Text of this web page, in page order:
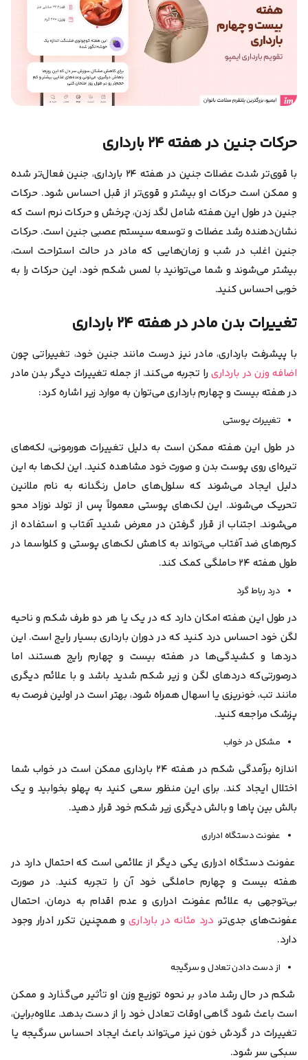
حرکات جنین در هفته ۲۴ بارداری
با قوی‌تر شدت عضلات جنین در هفته ۲۴ بارداری، جنین فعال‌تر شده
و ممکن است حرکات او بیشتر و قوی‌تر از قبل احساس شود. حرکات
جنین در طول این هفته شامل لگد زدن، چرخش و حرکات نرم است که
نشان‌دهنده رشد عضلات و توسعه سیستم عصبی جنین است. حرکات
جنین اغلب در شب و زمان‌هایی که مادر در حالت استراحت است،
بیشتر می‌شوند و شما می‌توانید با لمس شکم خود، این حرکات را به
خوبی احساس کنید.
تغییرات بدن مادر در هفته ۲۴ بارداری
با پیشرفت بارداری، مادر نیز درست مانند جنین خود، تغییراتی چون
اضافه وزن در بارداریرا تجربه می‌کند. از جمله تغییرات دیگر بدن مادر
در هفته بیست و چهارم بارداری می‌توان به موارد زیر اشاره کرد:
تغییرات پوستی
در طول این هفته ممکن است به دلیل تغییرات هورمونی، لکه‌های
تیره‌ای روی پوست بدن و صورت خود مشاهده کنید. این لک‌ها به این
دلیل ایجاد می‌شوند که سلول‌های حامل رنگدانه به نام ملانین
تحریک می‌شوند. این لک‌های پوستی معمولاً پس از تولد نوزاد محو
می‌شوند. اجتناب از قرار گرفتن در معرض شدید آفتاب و استفاده از
کرم‌های ضد آفتاب می‌تواند به کاهش لک‌های پوستی و کلواسما در
طول هفته ۲۴ حاملگی کمک کند.
درد رباط گرد
در طول این هفته امکان دارد که در یک یا هر دو طرف شکم و ناحیه
لگن خود احساس درد کنید که در دوران بارداری بسیار رایج است. این
دردها و کشیدگی‌ها در هفته بیست و چهارم رایج هستند، اما
در‌صورتی‌که دردهای لگن و زیر شکم شدید باشد و با علائم دیگری
مانند تب، خونریزی یا اسهال همراه شود، بهتر است در اولین فرصت به
پزشک مراجعه کنید.
مشکل در خواب
اندازه برآمدگی شکم در هفته ۲۴ بارداری ممکن است در خواب شما
اختلال ایجاد کند. برای این منظور سعی کنید به پهلو بخوابید و یک
بالش بین پاها و بالش دیگری زیر شکم خود قرار دهید.
عفونت دستگاه ادراری
عفونت دستگاه ادراری یکی دیگر از علائمی است که احتمال دارد در
هفته بیست و چهارم حاملگی ‌خود آن را تجربه کنید. در صورت
بی‌توجهی به علائم عفونت ادراری و عدم اقدام به درمان، احتمال
عفونت‌های جدی‌تر، درد مثانه در بارداریو همچنین تکرر ادرار وجود
دارد.
از دست دادن تعادل و سرگیجه
شکم در حال رشد مادر، بر نحوه توزیع وزن او تأثیر می‌گذارد و ممکن
است باعث شود گاهی اوقات تعادل خود را از دست بدهد. علاوه‌بر‌این،
تغییرات در گردش خون نیز می‌تواند باعث ایجاد احساس سرگیجه یا
سبکی سر شود.